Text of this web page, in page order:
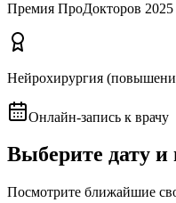
Премия ПроДокторов 2025
Нейрохирургия
Онлайн-запись к врачу
Выберите дату и
Посмотрите ближайшие